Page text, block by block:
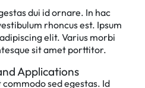
dui id ornare. In hac
rhoncus est. Ipsum
elit. Varius morbi
sit amet porttitor.
Applications
sed egestas. Id